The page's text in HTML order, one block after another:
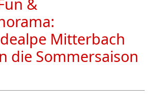
&
Mitterbach
die Sommersaison